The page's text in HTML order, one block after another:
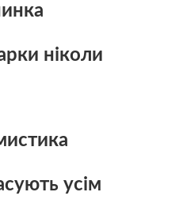
ніколи
усім